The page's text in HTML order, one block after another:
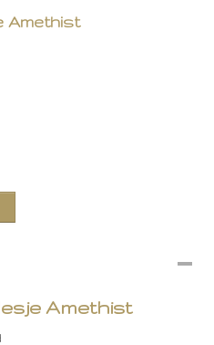
Amethist
Amethist